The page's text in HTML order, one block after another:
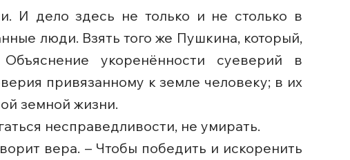
И дело здесь не только и не столько в
люди. Взять того же Пушкина, который,
укоренённости суеверий в
привязанному к земле человеку; в их
земной жизни.
несправедливости, не умирать.
вера. – Чтобы победить и искоренить